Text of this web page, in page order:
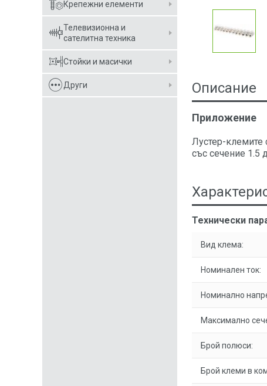
Крепежни елементи
Телевизионна и
сателитна техника
Стойки и масички
Други Описание
Приложение
Лустер-клемите
със сечение 1.5
Технически
Вид клема:
Номинален ток:
Номинално
Максимално
Брой полюси:
Брой клеми в